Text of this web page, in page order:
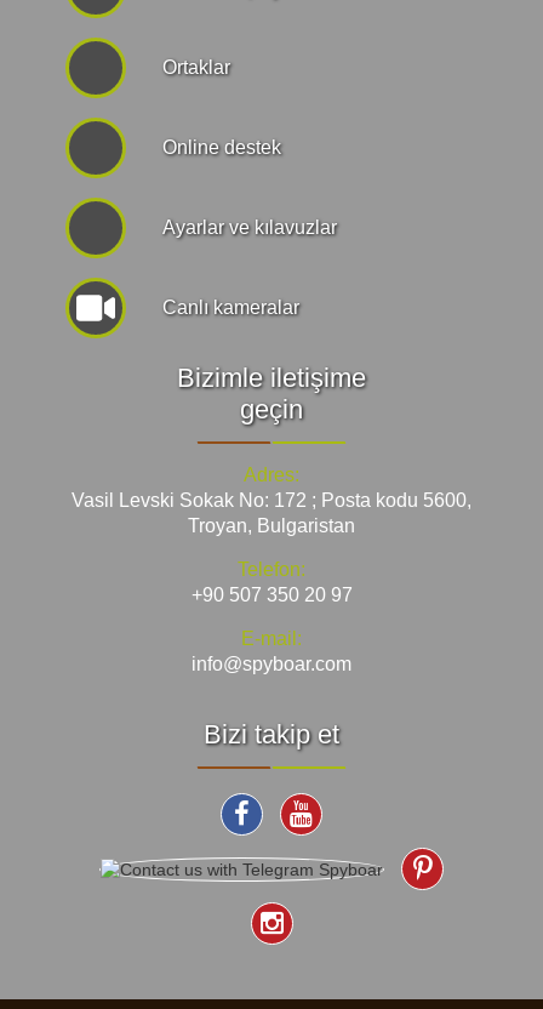
Ortaklar
Online destek
Ayarlar ve kılavuzlar
Canlı kameralar
Bizimle iletişime
geçin
Adres:
Vasil Levski Sokak No: 172 ; Posta kodu 5600,
Troyan, Bulgaristan
Telefon:
+90 507 350 20 97
E-mail:
info@spyboar.com
Bizi takip et